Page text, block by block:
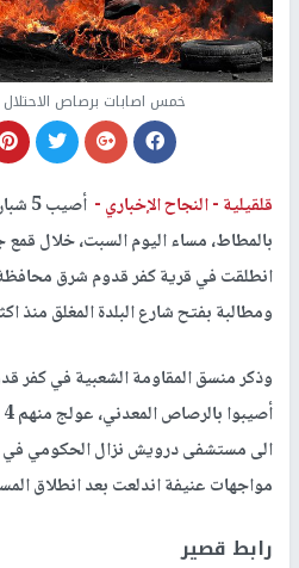
خمس اصابات برصاص
قلقيلية -النجاح الإخباري -
بالمطاط، مساء اليوم السبت، خلال
انطلقت في قرية كفر قدوم شرق محافظة
ومطالبة بفتح شارع البلدة المغلق منذ اكثر من
الى مستشفى درويش نزال الحكومي في
مواجهات عنيفة اندلعت بعد انطلاق
رابط قصير